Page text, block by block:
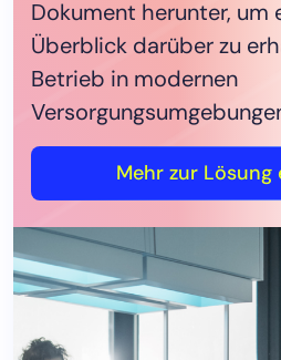
proaktiveren Abläufen
Patientenakten (ePA),
Infrastrukturen,
digitale Pflegeerlebnisse
Erfahren Sie, wie
Transparenz, gesteuerte
beitragen können,
die Compliance zu
Patientenversorgung
Dokument herunter, um
Überblick darüber zu
Betrieb in modernen
Mehr zur Lösung